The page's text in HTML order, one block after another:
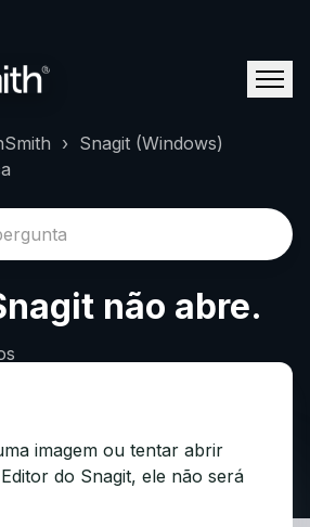
Snagit (Windows)
não abre.
imagem ou tentar abrir
do Snagit, ele não será